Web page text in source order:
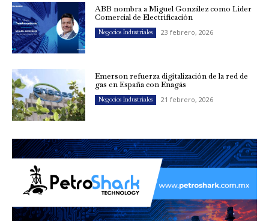
ABB nombra a Miguel González como Líder
Comercial de Electrificación
Negocios Industriales 23 febrero, 2026
Emerson refuerza digitalización de la red de
gas en España con Enagás
Negocios Industriales 21 febrero, 2026